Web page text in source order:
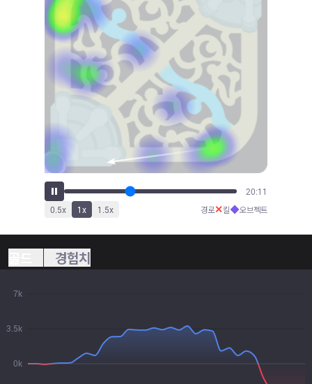
22:14
0.5x 1x 1.5x 경로✕킬◆오브젝트
경험치
0k
3.5k
7k